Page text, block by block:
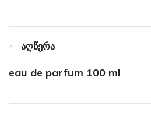
აღწერა
eau de parfum 100 ml